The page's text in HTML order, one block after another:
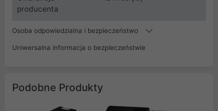
producenta
Osoba odpowiedzialna i bezpieczeństwo
Uniwersalna informacja o bezpieczeństwie
Podobne Produkty